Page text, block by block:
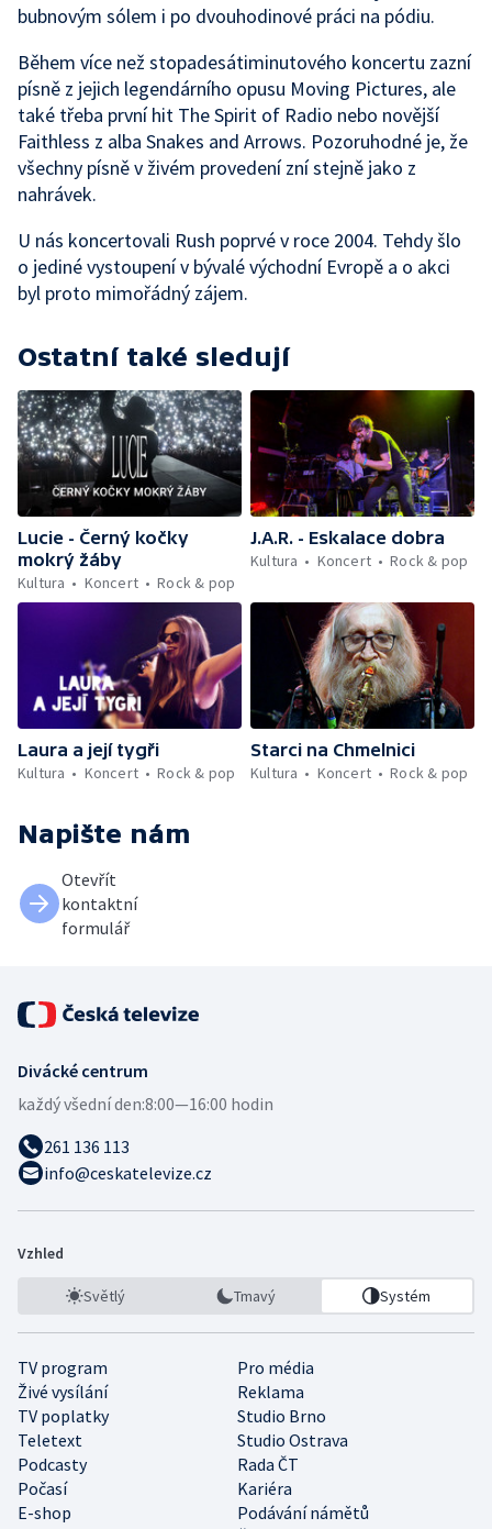
bubnovým sólem i po dvouhodinové práci na pódiu.
Během více než stopadesátiminutového koncertu zazní
písně z jejich legendárního opusu Moving Pictures, ale
také třeba první hit The Spirit of Radio nebo novější
Faithless z alba Snakes and Arrows. Pozoruhodné je, že
všechny písně v živém provedení zní stejně jako z
nahrávek.
U nás koncertovali Rush poprvé v roce 2004. Tehdy šlo
o jediné vystoupení v bývalé východní Evropě a o akci
byl proto mimořádný zájem.
Ostatní také sledují
Lucie - Černý kočky
mokrý žáby
Kultura
Koncert Rock & pop
J.A.R. - Eskalace dobra
Kultura
Koncert Rock & pop
Laura a její tygři
Kultura
Koncert Rock & pop
Starci na Chmelnici
Kultura
Koncert Rock & pop
Napište nám
Otevřít
kontaktní
formulář
Divácké centrum
každý všední den:8:00—16:00 hodin
261 136 113
info@ceskatelevize.cz
Vzhled
Světlý Tmavý Systém
TV program
Pro média
Živé vysílání
Reklama
TV poplatky
Studio Brno
Teletext
Studio Ostrava
Podcasty
Rada ČT
Počasí
Kariéra
E-shop
Podávání námětů